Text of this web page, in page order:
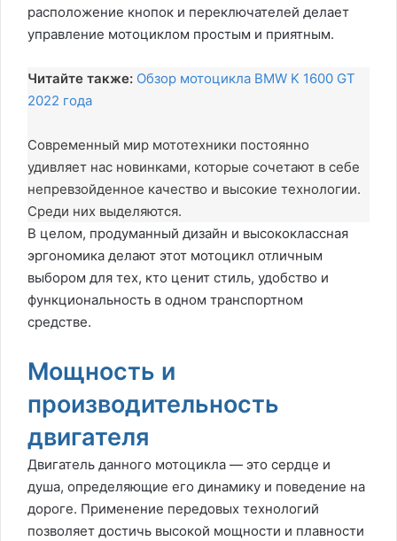
расположение кнопок и переключателей делает
управление мотоциклом простым и приятным.
Читайте также: Обзор мотоцикла BMW K 1600 GT
2022 года
Современный мир мототехники постоянно
удивляет нас новинками, которые сочетают в себе
непревзойденное качество и высокие технологии.
Среди них выделяются.
В целом, продуманный дизайн и высококлассная
эргономика делают этот мотоцикл отличным
выбором для тех, кто ценит стиль, удобство и
функциональность в одном транспортном
средстве.
Мощность и
производительность
двигателя
Двигатель данного мотоцикла — это сердце и
душа, определяющие его динамику и поведение на
дороге. Применение передовых технологий
позволяет достичь высокой мощности и плавности